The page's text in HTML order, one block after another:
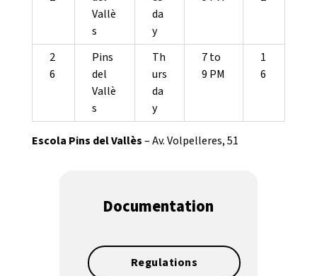
Vallè
s
da
y
2
6
Pins
del
Vallè
s
Th
urs
da
y
7 to
9 PM
1
6
Escola Pins del Vallès– Av. Volpelleres, 51
Documentation
Regulations
Fes voluntariat
Treballa amb nosaltres